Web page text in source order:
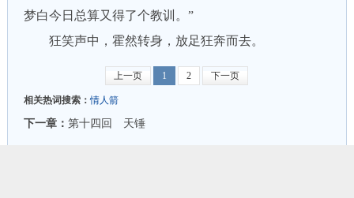
梦白今日总算又得了个教训。”
狂笑声中，霍然转身，放足狂奔而去。
上一页 1 2 下一页
相关热词搜索：情人箭
下一章： 第十四回 天锤